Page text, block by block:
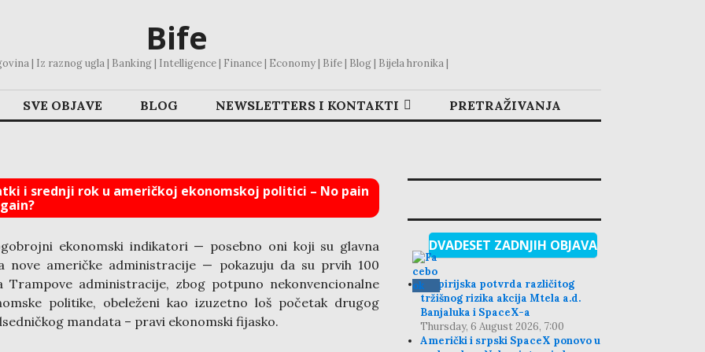
Bife
| Iz raznog ugla | Banking | Intelligence | Finance | Economy | Bife | Blog | Bijela hronika |
SVE OBJAVE BLOG NEWSLETTERS I KONTAKTI PRETRAŽIVANJA
i srednji rok u američkoj ekonomskoj politici – No pain
ekonomski indikatori — posebno oni koji su glavna
nove američke administracije — pokazuju da su prvih 100
Trampove administracije, zbog potpuno nekonvencionalne
politike, obeleženi kao izuzetno loš početak drugog
mandata – pravi ekonomski fijasko.
DVADESET ZADNJIH OBJAVA
Empirijska potvrda različitog
tržišnog rizika akcija Mtela a.d.
Banjaluka i SpaceX-a
Thursday, 6 August 2026, 7:00
Američki i srpski SpaceX ponovo u